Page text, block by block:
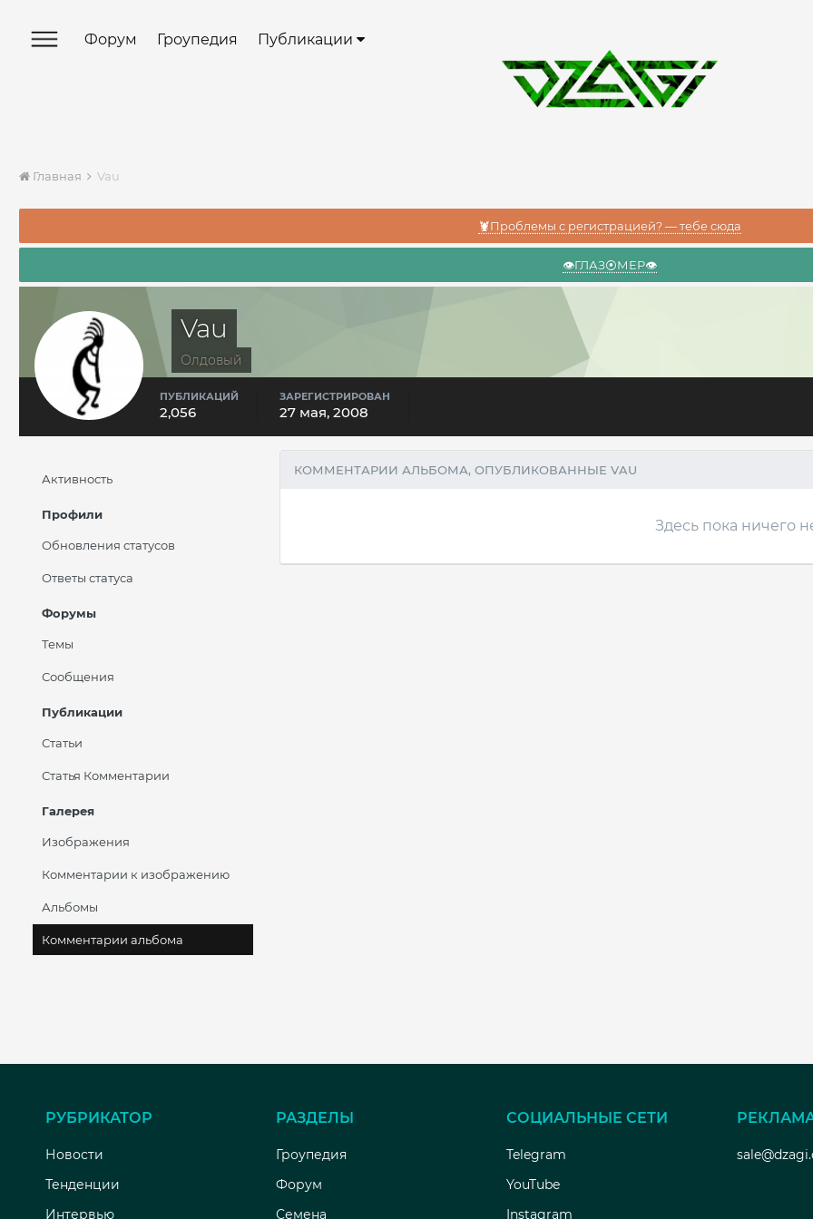
Форум Гроупедия Публикации
Главная Vau
🦞Проблемы с регистрацией? — тебе сюда
👁️ГЛАЗ⦿МЕР👁️
Vau
Олдовый
ПУБЛИКАЦИЙ
2,056
ЗАРЕГИСТРИРОВАН
27 мая, 2008
Активность
Профили
Обновления статусов
Ответы статуса
Форумы
Темы
Сообщения
Публикации
Статьи
Статья Комментарии
Галерея
Изображения
Комментарии к изображению
Альбомы
Комментарии альбома
КОММЕНТАРИИ АЛЬБОМА, ОПУБЛИКОВАННЫЕ VAU
Здесь пока ничего
РУБРИКАТОР
Новости
Тенденции
Интервью
РАЗДЕЛЫ
Гроупедия
Форум
Семена
СОЦИАЛЬНЫЕ СЕТИ
Telegram
YouTube
Instagram